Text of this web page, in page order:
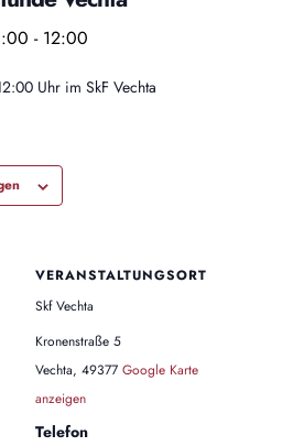
- 12:00
Uhr im SkF Vechta
VERANSTALTUNGSORT
Skf Vechta
Kronenstraße 5
Vechta, 49377 Google Karte
anzeigen
Telefon